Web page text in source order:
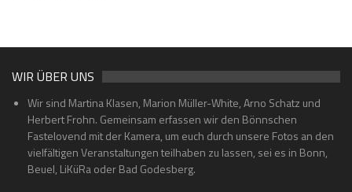
WIR ÜBER UNS
Wir sind Martina Klasen, Marion Müller-White, Arno Schatz und
Herbert Frohn. Gemeinsam erfassen wir den Bönnschen
Fastelovend mit der Kamera, um euch durch unsere Fotos an den
vielfältigen Veranstaltungen teilhaben zu lassen, sei es in Bonn,
Beuel, LiKüRa oder Bad Godesberg.